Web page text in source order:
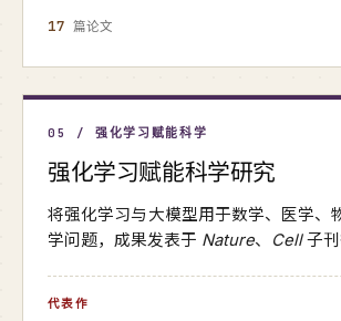
17 篇论文
05 / 强化学习赋能科学
强化学习赋能科学研究
将强化学习与大模型用于数学、医学、
学问题，成果发表于 Nature、 Cell子刊
代表作